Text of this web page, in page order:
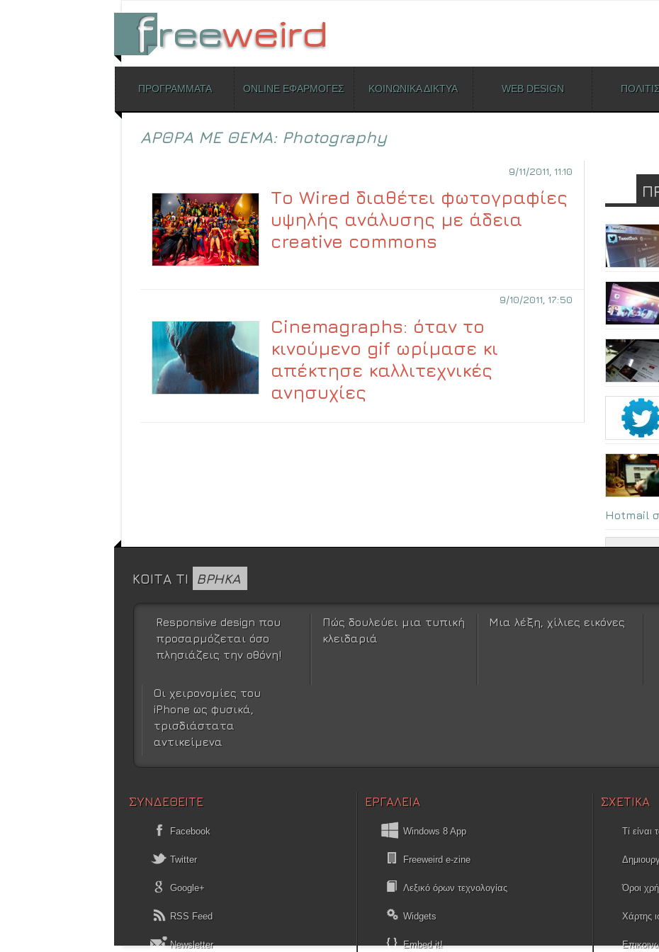
Skip to content
ΠΡΟΓΡΑΜΜΑΤΑ ONLINE ΕΦΑΡΜΟΓΕΣ ΚΟΙΝΩΝΙΚΑ ΔΙΚΤΥΑ WEB DESIGN
ΑΡΘΡΑ ΜΕ ΘΕΜΑ: Photography
9/11/2011, 11:10
Το Wired διαθέτει φωτογραφίες
υψηλής ανάλυσης με άδεια
creative commons
9/10/2011, 17:50
Cinemagraphs: όταν το
κινούμενο gif ωρίμασε κι
απέκτησε καλλιτεχνικές
ανησυχίες
Hotmail
ΚΟΙΤΑ ΤΙ
ΒΡΗΚΑ
Responsive design που
προσαρμόζεται όσο
πλησιάζεις την οθόνη!
Πώς δουλεύει μια τυπική
κλειδαριά
Μια λέξη, χίλιες εικόνες
Οι χειρονομίες του
iPhone ως φυσικά,
τρισδιάστατα
αντικείμενα
ΣΥΝΔΕΘΕΙΤΕ
Facebook
Twitter
Google+
RSS Feed
Newsletter
ΕΡΓΑΛΕΙΑ
Windows 8 App
Freeweird e-zine
Λεξικό όρων τεχνολογίας
Widgets
Embed it!
ΣΧΕΤΙΚΑ
Τί είναι
Όροι
Χάρτης